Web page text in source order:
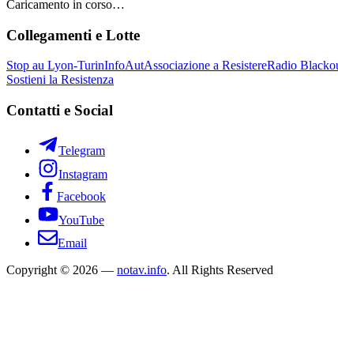
Caricamento in corso…
Collegamenti e Lotte
Stop au Lyon-TurinInfoAutAssociazione a ResistereRadio
Sostieni la Resistenza
Contatti e Social
Telegram
Instagram
Facebook
YouTube
Email
Copyright © 2026 — notav.info. All Rights Reserved